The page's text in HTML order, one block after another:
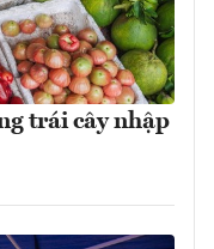
trái cây nhập